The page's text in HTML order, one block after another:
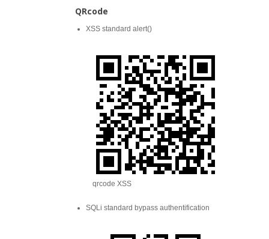
QRcode
XSS standard alert()
qrcode XSS
SQLi standard bypass authentification